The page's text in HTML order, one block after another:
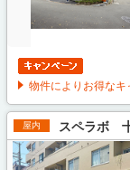
物件によりお得なキ
屋内 スペラボ